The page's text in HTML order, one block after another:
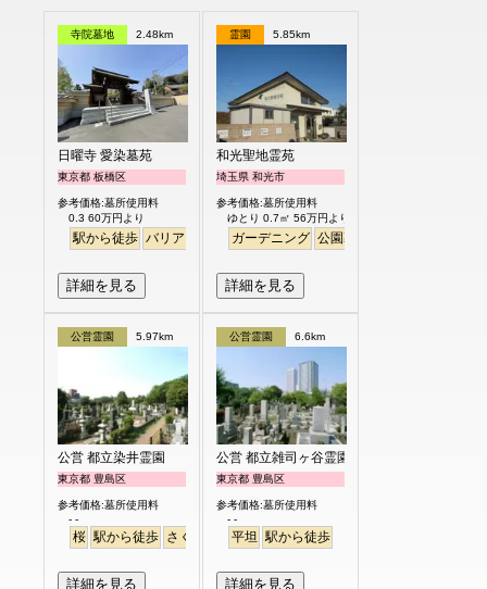
寺院墓地 2.48km
日曜寺 愛染墓苑
東京都 板橋区
参考価格:墓所使用料
0.3 60万円より
駅から徒歩 バリアフリー 個人・夫婦 永代供養
詳細を見る
霊園 5.85km
和光聖地霊苑
埼玉県 和光市
参考価格:墓所使用料
ゆとり 0.7㎡ 56万円より
ガーデニング 公園墓地
詳細を見る
公営霊園 5.97km
公営 都立染井霊園
東京都 豊島区
参考価格:墓所使用料
- -
桜 駅から徒歩 さくら
詳細を見る
公営霊園 6.6km
公営 都立雑司ヶ谷霊園
東京都 豊島区
参考価格:墓所使用料
- -
平坦 駅から徒歩
詳細を見る